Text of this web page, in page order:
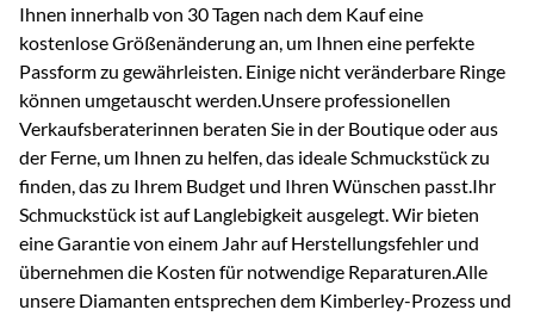
Ihnen innerhalb von 30 Tagen nach dem Kauf eine
kostenlose Größenänderung an, um Ihnen eine perfekte
Passform zu gewährleisten. Einige nicht veränderbare Ringe
können umgetauscht werden.Unsere professionellen
Verkaufsberaterinnen beraten Sie in der Boutique oder aus
der Ferne, um Ihnen zu helfen, das ideale Schmuckstück zu
finden, das zu Ihrem Budget und Ihren Wünschen passt.Ihr
Schmuckstück ist auf Langlebigkeit ausgelegt. Wir bieten
eine Garantie von einem Jahr auf Herstellungsfehler und
übernehmen die Kosten für notwendige Reparaturen.Alle
unsere Diamanten entsprechen dem Kimberley-Prozess und